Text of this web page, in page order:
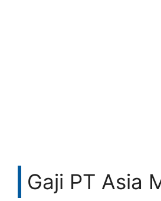
Gaji PT Asia